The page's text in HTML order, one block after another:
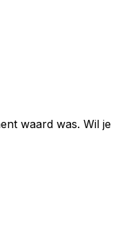
waard was. Wil je